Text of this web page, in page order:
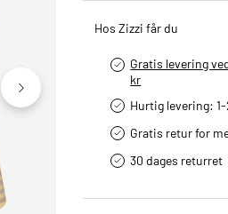
Hos Zizzi får du
Gratis levering
kr
Hurtig levering­:
Gratis retur for
30 dages returret